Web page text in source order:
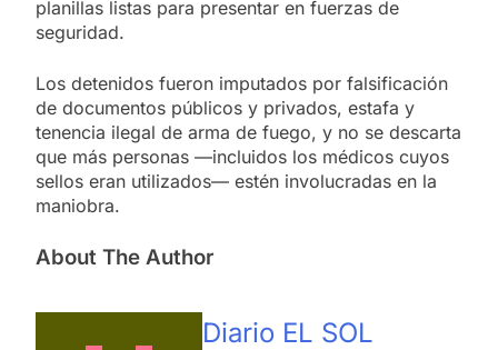
planillas listas para presentar en fuerzas de
seguridad.
Los detenidos fueron imputados por falsificación
de documentos públicos y privados, estafa y
tenencia ilegal de arma de fuego, y no se descarta
que más personas —incluidos los médicos cuyos
sellos eran utilizados— estén involucradas en la
maniobra.
About The Author
Diario EL SOL